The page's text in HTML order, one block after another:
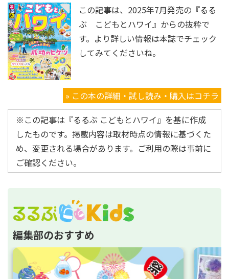
この記事は、2025年7月発売の『るる
ぶ こどもとハワイ』からの抜粋で
す。より詳しい情報は本誌でチェック
してみてくださいね。
» この本の詳細・試し読み・購入はコチラ
※この記事は『るるぶ こどもとハワイ』を基に作成
したものです。掲載内容は取材時点の情報に基づくた
め、変更される場合があります。ご利用の際は事前に
ご確認ください。
編集部のおすすめ